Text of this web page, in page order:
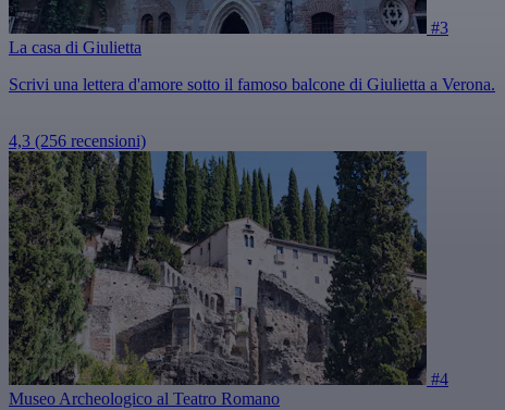
#3
La casa di Giulietta
Scrivi una lettera d'amore sotto il famoso balcone di Giulietta a Verona.
4,3 (256 recensioni)
#4
Museo Archeologico al Teatro Romano